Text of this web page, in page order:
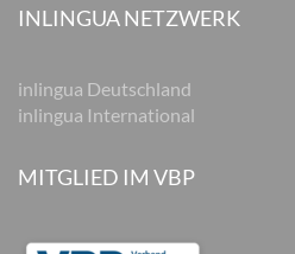
INLINGUA NETZWERK
inlingua Deutschland
inlingua International
MITGLIED IM VBP